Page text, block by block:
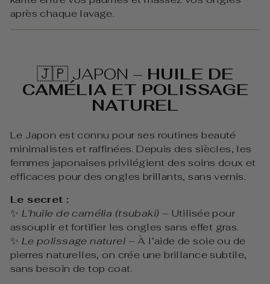
après chaque lavage.
🇯🇵 JAPON – HUILE DE
CAMÉLIA ET POLISSAGE
NATUREL
Le Japon est connu pour ses routines beauté
minimalistes et raffinées. Depuis des siècles, les
femmes japonaises privilégient des soins doux et
efficaces pour des ongles brillants, sans vernis.
Le secret :
✨ L’huile de camélia (tsubaki) – Utilisée pour
assouplir et fortifier les ongles sans effet gras.
✨ Le polissage naturel – À l’aide de soie ou de
pierres naturelles, on crée une brillance subtile,
sans besoin de top coat.